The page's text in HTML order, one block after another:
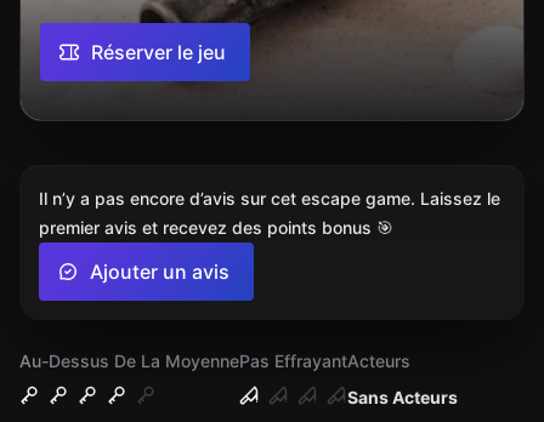
Réserver le jeu
Au-Dessus De La MoyennePas Effrayant
Sans Acteurs
Acteurs
Il n’y a pas encore d’avis sur cet escape game. Laissez le
premier avis et recevez des points bonus 🎯
Ajouter un avis